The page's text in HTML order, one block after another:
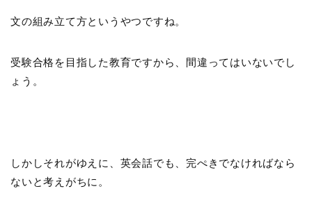
文の組み立て方というやつですね。
受験合格を目指した教育ですから、間違ってはいないでし
ょう。
しかしそれがゆえに、英会話でも、完ぺきでなければなら
ないと考えがちに。